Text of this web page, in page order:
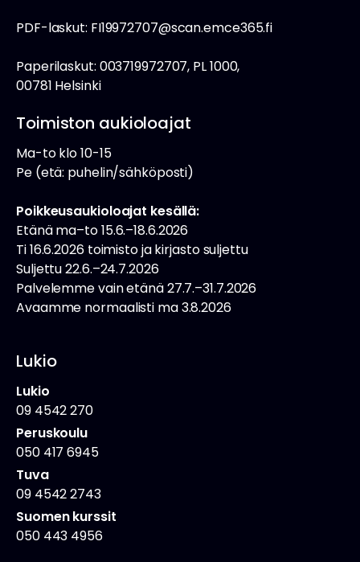
PDF-laskut: FI19972707@scan.emce365.fi
Paperilaskut: 003719972707, PL 1000,
00781 Helsinki
Toimiston aukioloajat
Ma-to klo 10-15
Pe (etä: puhelin/sähköposti)
Poikkeusaukioloajat kesällä:
Etänä ma–to 15.6.–18.6.2026
Ti 16.6.2026 toimisto ja kirjasto suljettu
Suljettu 22.6.–24.7.2026
Palvelemme vain etänä 27.7.–31.7.2026
Avaamme normaalisti ma 3.8.2026
Lukio
Lukio
09 4542 270
Peruskoulu
050 417 6945
Tuva
09 4542 2743
Suomen kurssit
050 443 4956